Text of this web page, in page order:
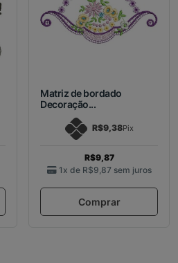
Matriz de bordado
Decoração...
R$9,38Pix
R$9,87
1x de R$9,87 sem juros
Comprar